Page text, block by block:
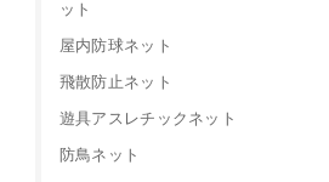
ット
屋内防球ネット
飛散防止ネット
遊具アスレチックネット
防鳥ネット